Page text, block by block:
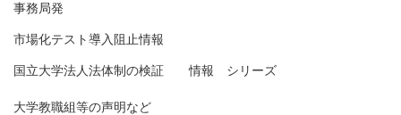
事務局発
市場化テスト導入阻止情報
国立大学法人法体制の検証 情報 シリーズ
大学教職組等の声明など